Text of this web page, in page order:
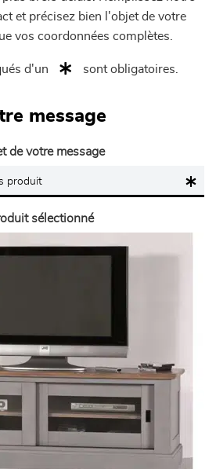
et précisez bien l'objet de votre
vos coordonnées complètes.
d'un sont obligatoires.
message
de votre message
sélectionné